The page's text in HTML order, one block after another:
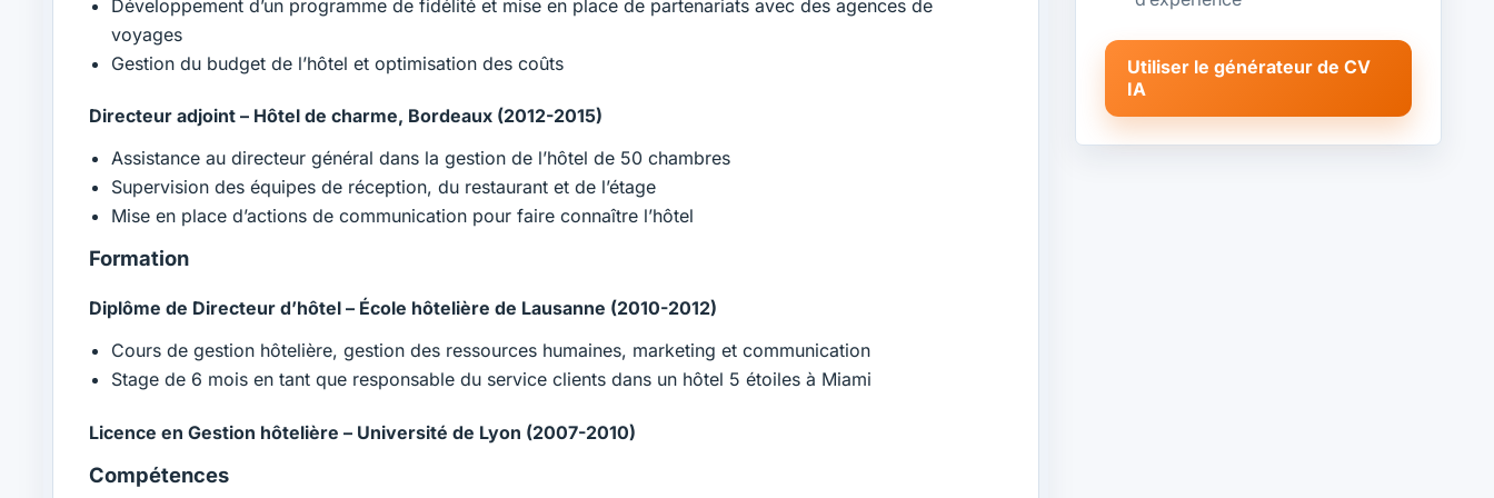
Développement d’un programme de fidélité et mise en place de partenariats avec des agences de
voyages
Gestion du budget de l’hôtel et optimisation des coûts
Directeur adjoint – Hôtel de charme, Bordeaux (2012-2015)
Assistance au directeur général dans la gestion de l’hôtel de 50 chambres
Supervision des équipes de réception, du restaurant et de l’étage
Mise en place d’actions de communication pour faire connaître l’hôtel
Formation
Diplôme de Directeur d’hôtel – École hôtelière de Lausanne (2010-2012)
Cours de gestion hôtelière, gestion des ressources humaines, marketing et communication
Stage de 6 mois en tant que responsable du service clients dans un hôtel 5 étoiles à Miami
Licence en Gestion hôtelière – Université de Lyon (2007-2010)
Compétences
Utiliser le générateur de CV
IA